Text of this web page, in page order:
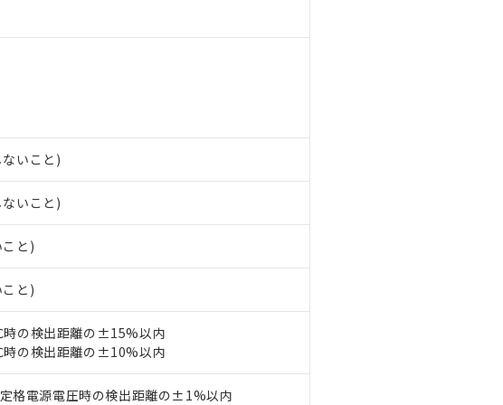
いこと)
いこと)
と)
と)
の検出距離の±15%以内
の検出距離の±10%以内
格電源電圧時の検出距離の±1%以内
よび標準価格はお客様のお取引先、またはお客様担当のオムロン制御機器販売店・
談ください。
販売店や当社販売拠点は「
部品リスト作成サービス）をご利用いただくには、I-Webメンバーズにご登録され
ます。
サイト上で当社にご登録された部品リストについて、当社および当社の共同利用者
サービスに関するお客様との取引・商談に必要な範囲で利用することをご了承くだ
者とは、"個人情報の共同利用に関して"
す。
(Hg) 1000ppm以下、 カドミウム(Cd) 100ppm以下、
以下、ポリ臭化ビフェニル類(PBB) 1000ppm以下、ポリ臭化ジフェニルエーテル類(PBDE) 1000ppm以下、
ル) (DEHP)(別名：DOP) 1000ppm以下、フタル酸ブチルベンジル（BBP） 1000ppm以下、フタル酸ジブチ
フタル酸ジイソブチル (DIBP) 1000ppm以下
ンロード
ウンロードすることができます。
）の非含有証明書
（当社基準）
有率が中国RoHSの基準値を超えていることを示します。
社販売部門へお問い合わせください。
T26572)：
、 DIBP(フタル酸ジイソブチル) : 1000ppm、 BBP(フタル酸ブチルベンジル) : 1000ppm、
ルヘキシル)) : 1000ppm
限
物質）のすべてが基準値以下であることを示します。
当社販売部門へお問い合わせください。
、核兵器、ミサイル、化学兵器、生物兵器またはその他武器並びにこれらの製造装
たしません。
を第三者に販売する場合は、上記1、2および3の内容を当該第三者に通知します。
売先および販売に係わる関係者が違法に輸出するおそれがある場合は、取り引きをい
合意する キャンセル
在庫あり
たないが在庫あり
新の在庫状況については、お客様のお取引先、またはお客様担当のオムロン制御
当社販売員にご確認ください)
、また在庫状況の情報を公開していない機種